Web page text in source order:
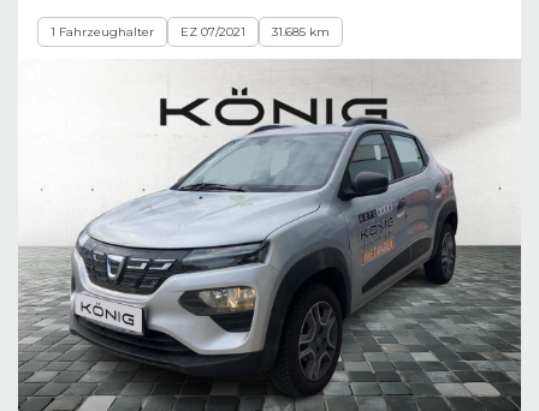
1 Fahrzeughalter EZ 07/2021 31.685 km